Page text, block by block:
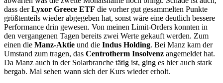
dass derLyxor Greece ETF die vorher gut gesammelten Punkte
größtenteils wieder abgegeben hat, sonst wäre eine deutlich bessere
Performance drin gewesen. Von meinen Limit-Orders konnten in
den vergangenen Tagen bereits zwei Werte gekauft werden. Zum
einen die Manz-Aktie und die Indus Holding. Bei Manz kam der
Umstand zum tragen, das Centrotherm Insolvenz angemeldet hat.
Da Manz auch in der Solarbranche tätig ist, ging es hier auch stark
bergab. Mal sehen wann sich der Kurs wieder erholt.